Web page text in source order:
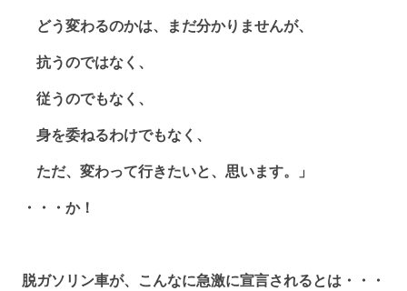
どう変わるのかは、まだ分かりませんが、
抗うのではなく、
従うのでもなく、
身を委ねるわけでもなく、
ただ、変わって行きたいと、思います。」
・・・か！
脱ガソリン車が、こんなに急激に宣言されるとは・・・